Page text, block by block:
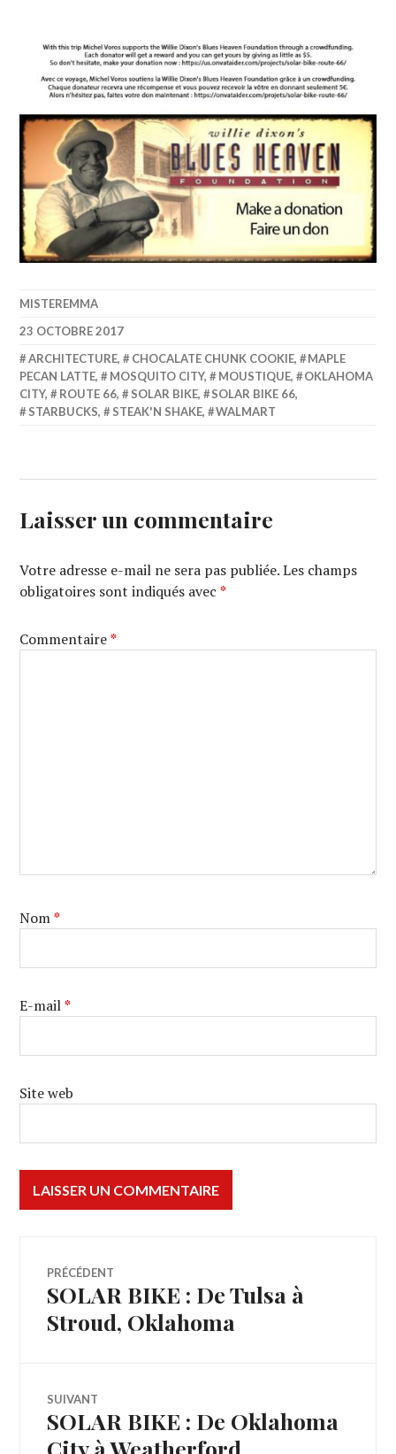
MISTEREMMA
23 OCTOBRE 2017
ARCHITECTURE, CHOCALATE CHUNK COOKIE,
MAPLE
PECAN LATTE, MOSQUITO CITY, MOUSTIQUE,
OKLAHOMA
CITY, ROUTE 66, SOLAR BIKE, SOLAR BIKE 66,
STARBUCKS, STEAK'N SHAKE, WALMART
Laisser un commentaire
Votre adresse e-mail ne sera pas publiée. Les champs
obligatoires sont indiqués avec*
Commentaire*
Nom*
E-mail*
Site web
Navigation
de
PRÉCÉDENT
Article
précédent :
SOLAR BIKE : De Tulsa à
Stroud, Oklahoma
SUIVANT
Article
Suivant:
SOLAR BIKE : De Oklahoma